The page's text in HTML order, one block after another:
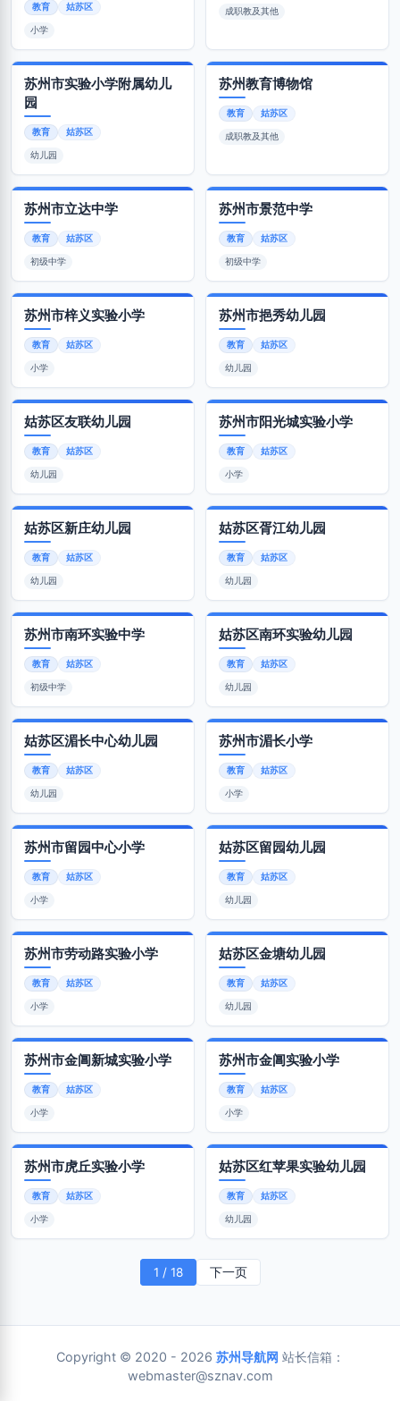
教育 姑苏区
小学
成职教及其他
苏州市实验小学附属幼儿
园
教育 姑苏区
幼儿园
苏州教育博物馆
教育 姑苏区
成职教及其他
苏州市立达中学
教育 姑苏区
初级中学
苏州市景范中学
教育 姑苏区
初级中学
苏州市梓义实验小学
教育 姑苏区
小学
苏州市挹秀幼儿园
教育 姑苏区
幼儿园
姑苏区友联幼儿园
教育 姑苏区
幼儿园
苏州市阳光城实验小学
教育 姑苏区
小学
姑苏区新庄幼儿园
教育 姑苏区
幼儿园
姑苏区胥江幼儿园
教育 姑苏区
幼儿园
苏州市南环实验中学
教育 姑苏区
初级中学
姑苏区南环实验幼儿园
教育 姑苏区
幼儿园
姑苏区湄长中心幼儿园
教育 姑苏区
幼儿园
苏州市湄长小学
教育 姑苏区
小学
苏州市留园中心小学
教育 姑苏区
小学
姑苏区留园幼儿园
教育 姑苏区
幼儿园
苏州市劳动路实验小学
教育 姑苏区
小学
姑苏区金塘幼儿园
教育 姑苏区
幼儿园
苏州市金阊新城实验小学
教育 姑苏区
小学
苏州市金阊实验小学
教育 姑苏区
小学
苏州市虎丘实验小学
教育 姑苏区
小学
姑苏区红苹果实验幼儿园
教育 姑苏区
幼儿园
1 / 18 下一页
Copyright © 2020 - 2026 苏州导航网 站长信箱：
webmaster@sznav.com